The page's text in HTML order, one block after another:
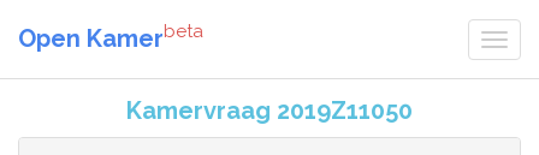
Open Kamerbeta
Kamervraag 2019Z11050